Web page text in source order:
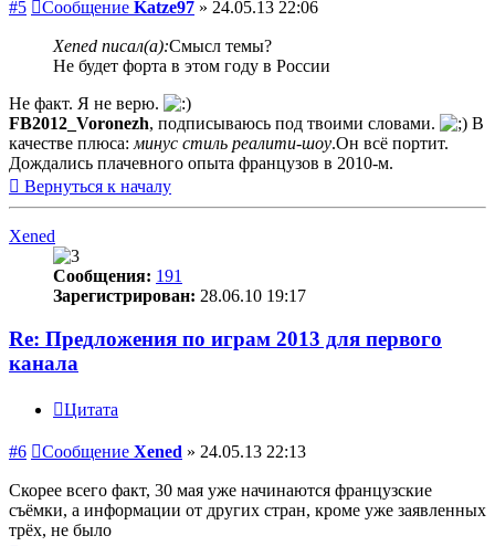
#5 Сообщение Katze97 » 24.05.13 22:06
Xened писал(а):Смысл темы?
Не будет форта в этом году в России
Не факт. Я не верю.
FB2012_Voronezh, подписываюсь под твоими словами.
В
качестве плюса: минус стиль реалити-шоу.Он всё портит.
Дождались плачевного опыта французов в 2010-м.
Вернуться к началу
Xened
Сообщения: 191
Зарегистрирован: 28.06.10 19:17
Re: Предложения по играм 2013 для первого
канала
Цитата
#6 Сообщение Xened » 24.05.13 22:13
Скорее всего факт, 30 мая уже начинаются французские
съёмки, а информации от других стран, кроме уже заявленных
трёх, не было